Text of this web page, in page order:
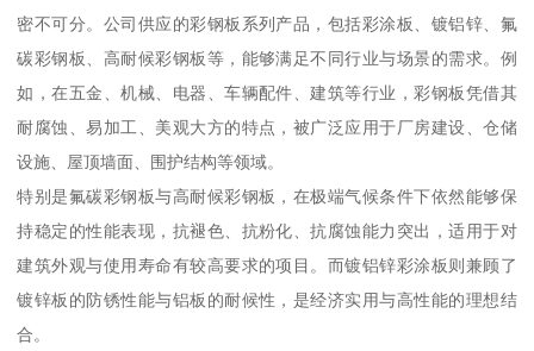
密不可分。公司供应的彩钢板系列产品，包括彩涂板、镀铝锌、氟
碳彩钢板、高耐候彩钢板等，能够满足不同行业与场景的需求。例
如，在五金、机械、电器、车辆配件、建筑等行业，彩钢板凭借其
耐腐蚀、易加工、美观大方的特点，被广泛应用于厂房建设、仓储
设施、屋顶墙面、围护结构等领域。
特别是氟碳彩钢板与高耐候彩钢板，在极端气候条件下依然能够保
持稳定的性能表现，抗褪色、抗粉化、抗腐蚀能力突出，适用于对
建筑外观与使用寿命有较高要求的项目。而镀铝锌彩涂板则兼顾了
镀锌板的防锈性能与铝板的耐候性，是经济实用与高性能的理想结
合。